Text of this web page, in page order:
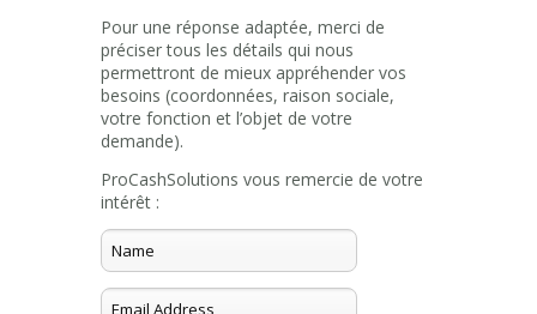
Pour une réponse adaptée, merci de
préciser tous les détails qui nous
permettront de mieux appréhender vos
besoins (coordonnées, raison sociale,
votre fonction et l’objet de votre
demande).
ProCashSolutions vous remercie de votre
intérêt :